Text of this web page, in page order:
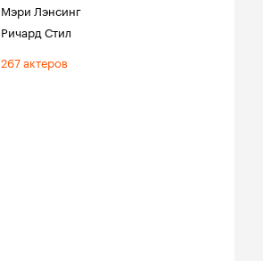
Мэри Лэнсинг
Ричард Стил
267 актеров